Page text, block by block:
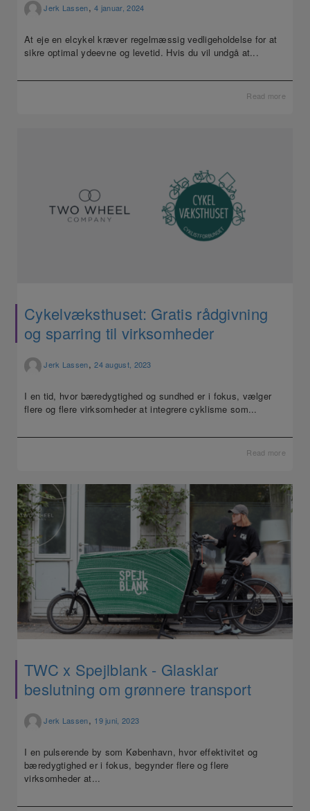
Jerk Lassen,4 januar, 2024
At eje en elcykel kræver regelmæssig vedligeholdelse for at
sikre optimal ydeevne og levetid. Hvis du vil undgå at...
Read more
Cykelvæksthuset: Gratis rådgivning
og sparring til virksomheder
Jerk Lassen,24 august, 2023
I en tid, hvor bæredygtighed og sundhed er i fokus, vælger
flere og flere virksomheder at integrere cyklisme som...
Read more
TWC x Spejlblank - Glasklar
beslutning om grønnere transport
Jerk Lassen, 19 juni, 2023
I en pulserende by som København, hvor effektivitet og
bæredygtighed er i fokus, begynder flere og flere
virksomheder at...